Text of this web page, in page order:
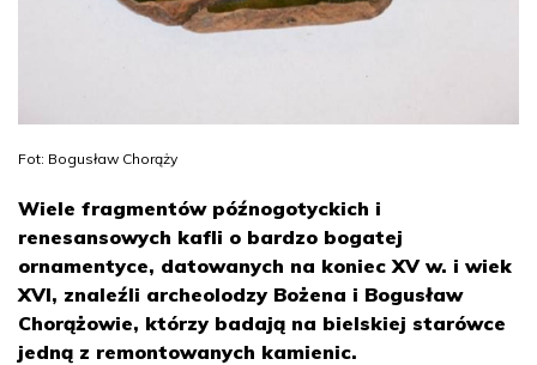
Fot: Bogusław Chorąży
Wiele fragmentów późnogotyckich i
renesansowych kafli o bardzo bogatej
ornamentyce, datowanych na koniec XV w. i wiek
XVI, znaleźli archeolodzy Bożena i Bogusław
Chorążowie, którzy badają na bielskiej starówce
jedną z remontowanych kamienic.